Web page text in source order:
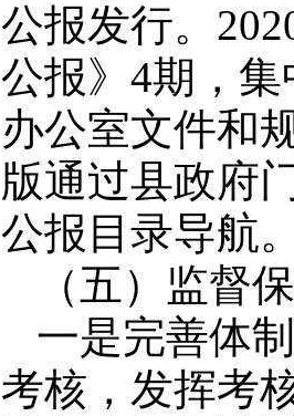
公报发行。
公报》4期，
办公室文件和
版通过县政府
公报目录导航
（五）监督
一是完善体
考核，发挥考